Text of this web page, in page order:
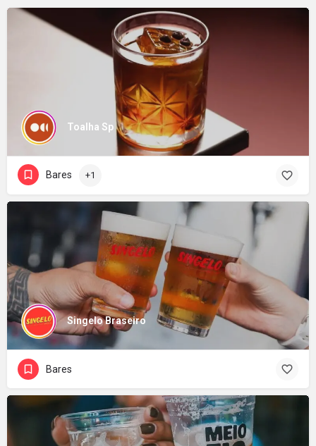
Toalha Sp
Bares +1
Singelo Braseiro
Bares